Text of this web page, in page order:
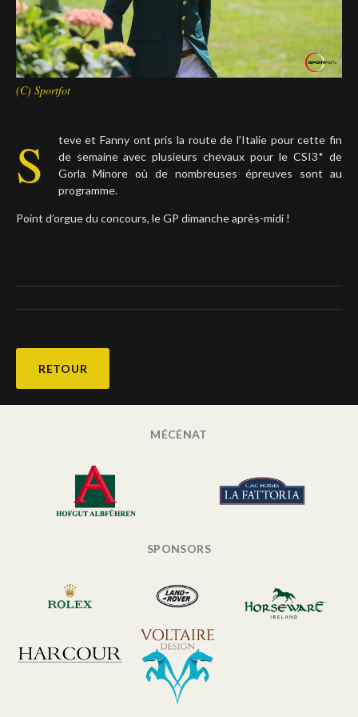
Deutsch
(C) Sportfot
S
teve et Fanny ont pris la route de l’Italie pour cette fin
de semaine avec plusieurs chevaux pour le CSI3* de
Gorla Minore où de nombreuses épreuves sont au
programme.
Point d’orgue du concours, le GP dimanche après-midi !
RETOUR
MÉCÉNAT
SPONSORS